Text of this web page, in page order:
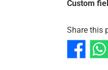
Custom
Share this